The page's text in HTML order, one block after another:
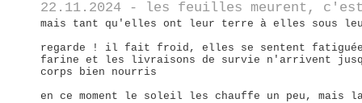
22.11.2024 - les feuilles meurent,
mais tant qu'elles ont leur terre à elles sous
regarde ! il fait froid, elles se sentent fatiguées,
farine et les livraisons de survie n'arrivent
corps bien nourris
en ce moment le soleil les chauffe un peu,